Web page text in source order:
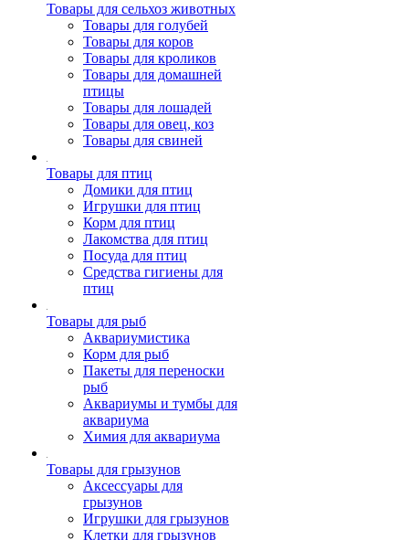
Товары для сельхоз животных
Товары для голубей
Товары для коров
Товары для кроликов
Товары для домашней
птицы
Товары для лошадей
Товары для овец, коз
Товары для свиней
Товары для птиц
Домики для птиц
Игрушки для птиц
Корм для птиц
Лакомства для птиц
Посуда для птиц
Средства гигиены для
птиц
Товары для рыб
Аквариумистика
Корм для рыб
Пакеты для переноски
рыб
Аквариумы и тумбы для
аквариума
Химия для аквариума
Товары для грызунов
Аксессуары для
грызунов
Игрушки для грызунов
Клетки для грызунов